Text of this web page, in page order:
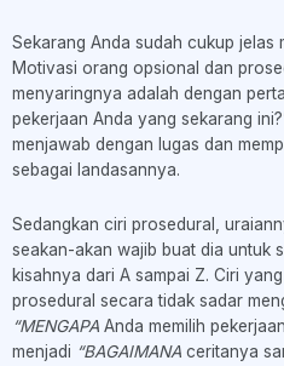
Sekarang Anda sudah cukup jelas
Motivasi orang opsional dan
menyaringnya adalah dengan
pekerjaan Anda yang sekarang
menjawab dengan lugas dan
sebagai landasannya.
Sedangkan ciri prosedural,
seakan-akan wajib buat dia untuk
kisahnya dari A sampai Z. Ciri
prosedural secara tidak sadar
“MENGAPA Anda memilih
menjadi “BAGAIMANA ceritanya